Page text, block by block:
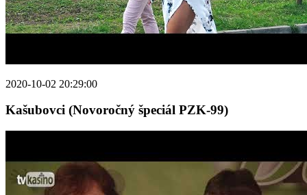
2020-10-02 20:29:00
Kašubovci (Novoročný špeciál PZK-99)